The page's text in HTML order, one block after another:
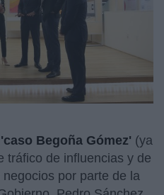
'caso Begoña Gómez' (ya
tráfico de influencias y de
por parte de la